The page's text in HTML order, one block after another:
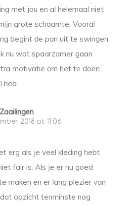
met jou en al helemaal niet
grote schaamte. Vooral
begint de pan uit te swingen.
nu wat spaarzamer gaan
motivatie om het te doen
heb.
2018 at 11:06
erg als je veel kleding hebt
fair is. Als je er nu goed
maken en er lang plezier van
opzicht tenminste nog